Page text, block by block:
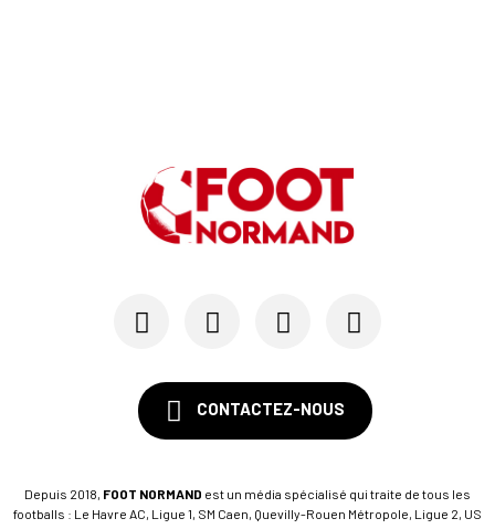
CONTACTEZ-NOUS
Depuis 2018, FOOT NORMAND est un média spécialisé qui traite de tous les
footballs : Le Havre AC, Ligue 1, SM Caen, Quevilly-Rouen Métropole, Ligue 2, US